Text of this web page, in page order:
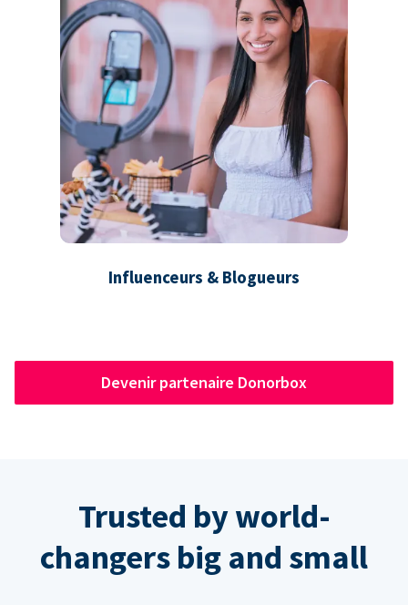
Influenceurs & Blogueurs
Devenir partenaire Donorbox
Trusted by world-
changers big and small